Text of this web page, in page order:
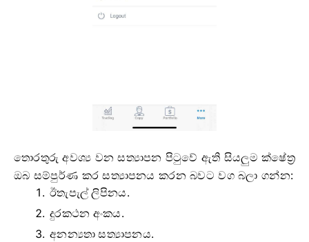
තොරතුරු අවශ්‍ය වන සත්‍යාපන පිටුවේ ඇති සියලුම ක්ෂේත්‍ර
ඔබ සම්පුර්ණ කර සත්‍යාපනය කරන බවට වග බලා ගන්න:
ඊතැපැල් ලිපිනය.
දුරකථන අංකය.
අනන්‍යතා සත්‍යාපනය.